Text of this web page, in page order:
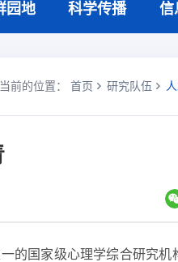
园地 科学传播 信
前的位置： 首页 研究队伍
的国家级心理学综合研究机